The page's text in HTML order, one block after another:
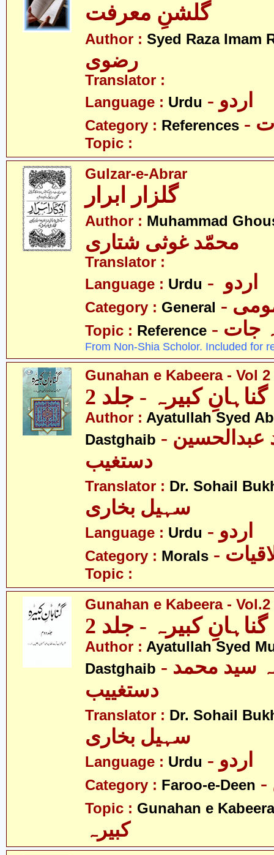
گلشنِ معرفت
Author : Syed Raza Imam
رضوی
Translator :
Language : Urdu - اردو
Category : References
Topic :
Gulzar-e-Abrar
گلزار ابرار
Author : Muhammad
محمّد غوثی شتاری
Translator :
Language : Urdu
Category : General
Topic : Reference جات
From Non-Shia Scholor. Included for
Gunahan e Kabeera - Vol 2
گناہانِ کبیرہ - جلد 2
Author : Ayatullah Syed
Dastghaib - آیت اللہ سیّد عبدالحسین
دستغیب
Translator : Dr. Sohail
سہیل بخاری
Language : Urdu - اردو
Category : Morals
Topic :
Gunahan e Kabeera - Vol.2
گناہانِ کبیرہ - جلد 2
Author : Ayatullah Syed
Dastghaib - آیت اللہ سید محمد
دستغییب
Translator : Dr. Sohail
سہیل بخاری
Language : Urdu - اردو
Category : Faroo-e-Deen
Topic : Gunahan e Kabeera
کبیرہ